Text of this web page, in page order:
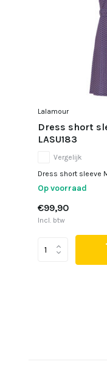
Lalamour
Dress short
LASU183
Vergelijk
Dress short sleeve
Op voorraad
€99,90
Incl. btw